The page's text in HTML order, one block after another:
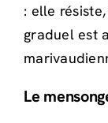
: elle
graduel est
Le